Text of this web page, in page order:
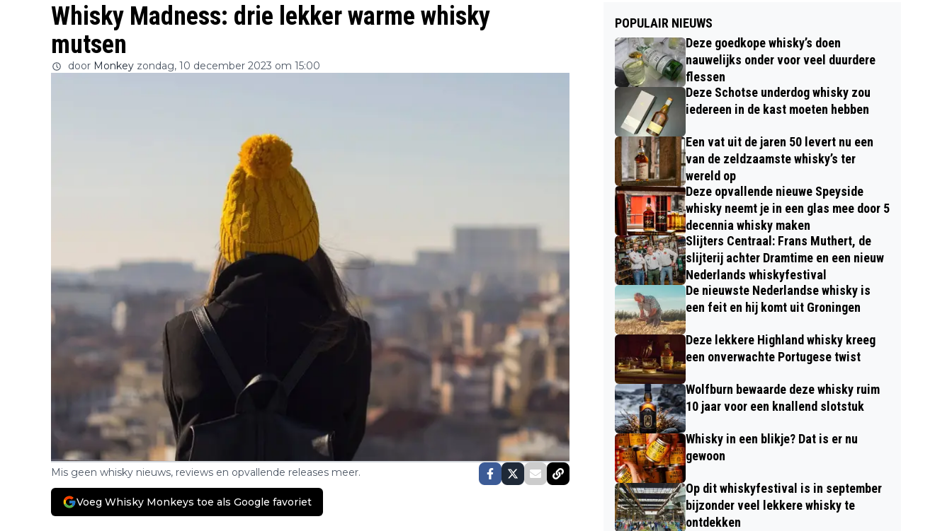
Whisky Madness: drie lekker warme whisky
mutsen
door Monkey zondag, 10 december 2023 om 15:00
Mis geen whisky nieuws, reviews en opvallende releases meer.
Voeg Whisky Monkeys toe als Google favoriet
POPULAIR NIEUWS
Deze goedkope whisky’s doen
nauwelijks onder voor veel duurdere
flessen
Deze Schotse underdog whisky zou
iedereen in de kast moeten hebben
Een vat uit de jaren 50 levert nu een
van de zeldzaamste whisky’s ter
wereld op
Deze opvallende nieuwe Speyside
whisky neemt je in een glas mee door 5
decennia whisky maken
Slijters Centraal: Frans Muthert, de
slijterij achter Dramtime en een nieuw
Nederlands whiskyfestival
De nieuwste Nederlandse whisky is
een feit en hij komt uit Groningen
Deze lekkere Highland whisky kreeg
een onverwachte Portugese twist
Wolfburn bewaarde deze whisky ruim
10 jaar voor een knallend slotstuk
Whisky in een blikje? Dat is er nu
gewoon
Op dit whiskyfestival is in september
bijzonder veel lekkere whisky te
ontdekken